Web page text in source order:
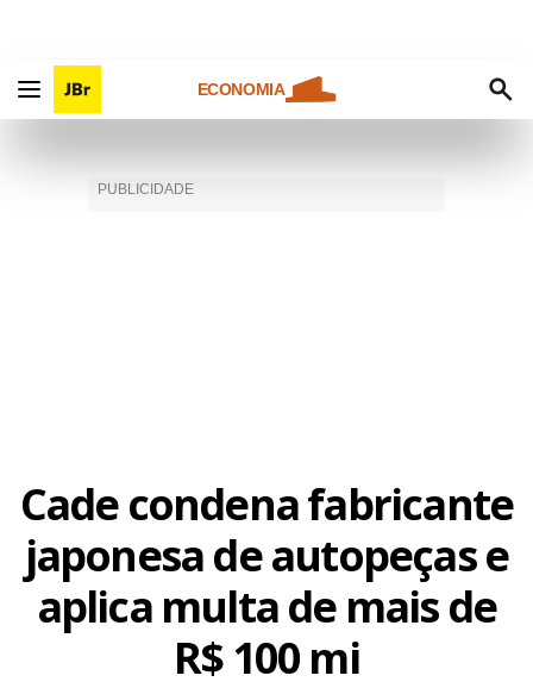
ECONOMIA
Cade condena fabricante
japonesa de autopeças e
aplica multa de mais de
R$ 100 mi